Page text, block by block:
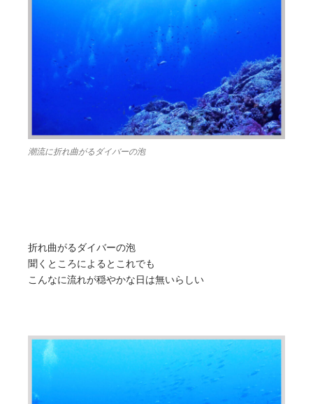
潮流に折れ曲がるダイバーの泡
折れ曲がるダイバーの泡
聞くところによるとこれでも
こんなに流れが穏やかな日は無いらしい